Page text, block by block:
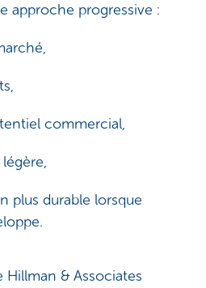
approche progressive :
commercial,
plus durable lorsque
Hillman & Associates